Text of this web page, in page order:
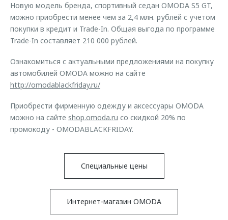
Новую модель бренда, спортивный седан OMODA S5 GT,
можно приобрести менее чем за 2,4 млн. рублей с учетом
покупки в кредит и Trade-In. Общая выгода по программе
Trade-In составляет 210 000 рублей.
Ознакомиться с актуальными предложениями на покупку
автомобилей OMODA можно на сайте
http://omodablackfriday.ru/
Приобрести фирменную одежду и аксессуары OMODA
можно на сайте shop.omoda.ru со скидкой 20% по
промокоду - OMODABLACKFRIDAY.
Специальные цены
Интернет-магазин OMODA